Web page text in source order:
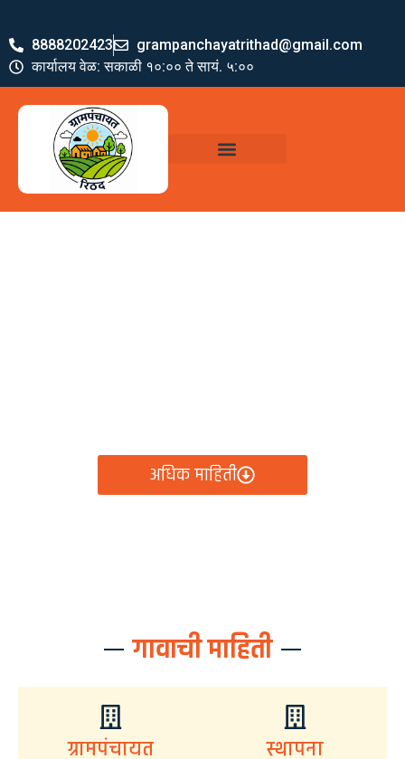
8888202423
grampanchayatrithad@gmail.com
कार्यालय वेळ: सकाळी १०:०० ते सायं. ५:००
अधिक माहिती
गावाची माहिती
ग्रामपंचायत स्थापना